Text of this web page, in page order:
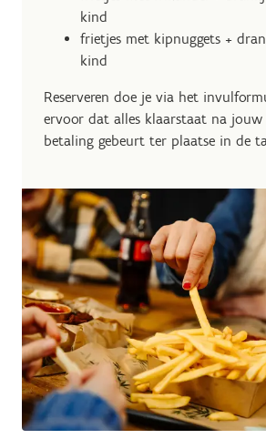
kind
frietjes met kipnuggets +
kind
Reserveren doe je via het
ervoor dat alles klaarstaat na jouw
betaling gebeurt ter plaatse in de